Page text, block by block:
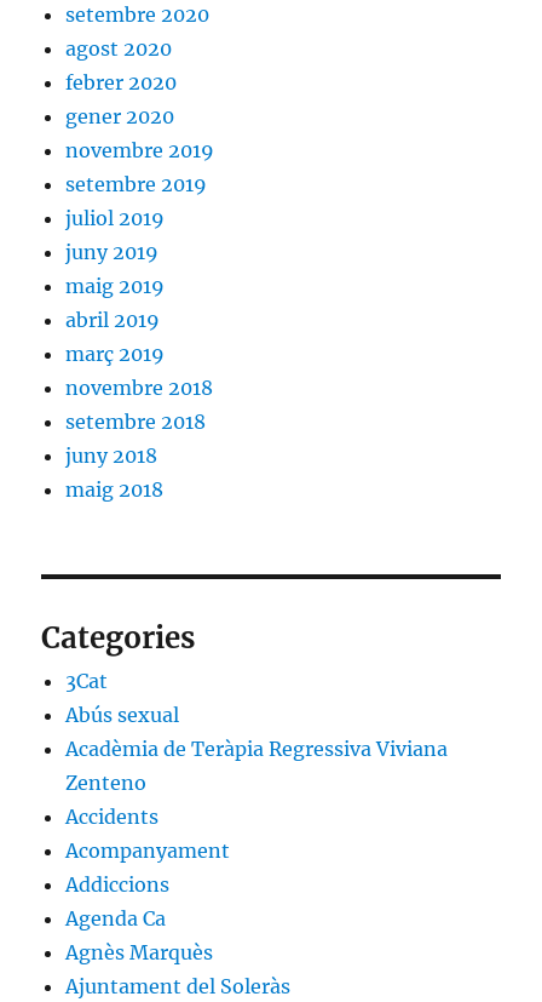
setembre 2020
agost 2020
febrer 2020
gener 2020
novembre 2019
setembre 2019
juliol 2019
juny 2019
maig 2019
abril 2019
març 2019
novembre 2018
setembre 2018
juny 2018
maig 2018
Categories
3Cat
Abús sexual
Acadèmia de Teràpia Regressiva Viviana
Zenteno
Accidents
Acompanyament
Addiccions
Agenda Ca
Agnès Marquès
Ajuntament del Soleràs